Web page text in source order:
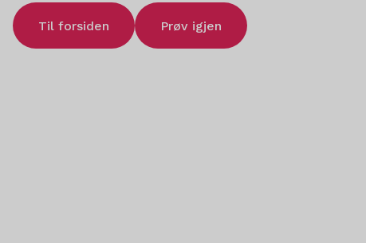
Til forsiden Prøv igjen